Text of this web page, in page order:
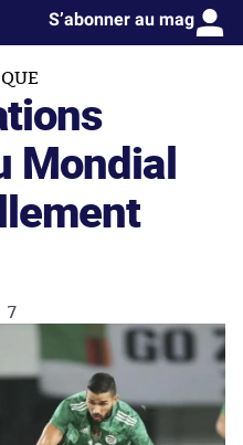
S’abonner au mag
Mondial
7